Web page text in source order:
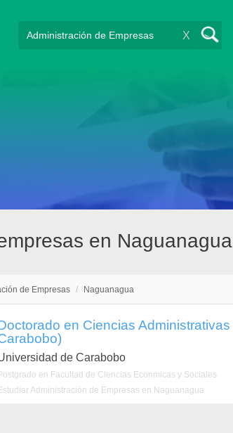
X
en Naguanagua
de Empresas / Naguanagua
en Ciencias
de Carabobo
en Facultad de Ciencias Econmicas y Sociales
Administración de Empresas en Naguanagua